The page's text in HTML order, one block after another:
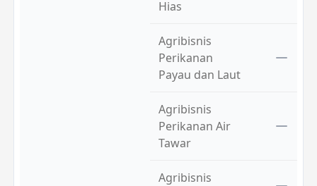
Hias
Agribisnis
Perikanan
Payau dan Laut
Agribisnis
Perikanan Air
Tawar
Agribisnis